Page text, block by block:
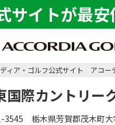
サイトが最安
ィア・ゴルフ公式サイト アコー
国際カントリー
3545 栃木県芳賀郡茂木町大